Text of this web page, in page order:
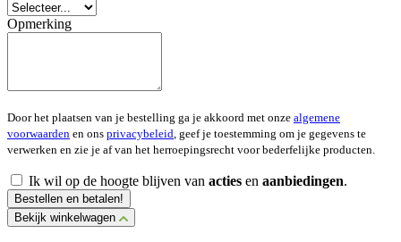
Opmerking
Door het plaatsen van je bestelling ga je akkoord met onze algemene
voorwaarden en ons privacybeleid , geef je toestemming om je gegevens te
verwerken en zie je af van het herroepingsrecht voor bederfelijke producten.
Ik wil op de hoogte blijven van acties en aanbiedingen.
Bestellen en betalen!
Bekijk winkelwagen